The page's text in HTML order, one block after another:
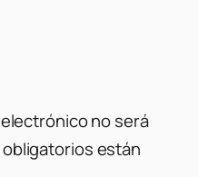
no será
están